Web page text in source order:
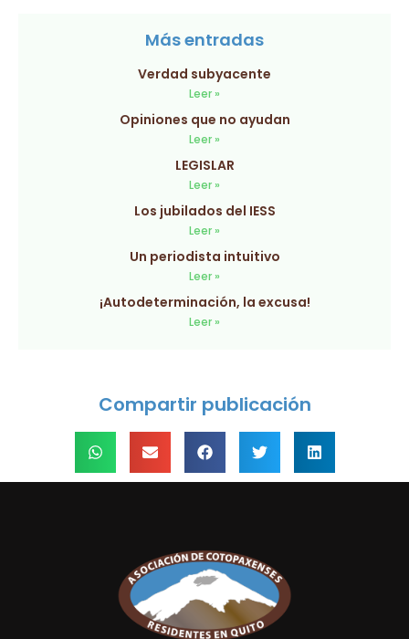
Más entradas
Verdad subyacente
Leer »
Opiniones que no ayudan
Leer »
LEGISLAR
Leer »
Los jubilados del IESS
Leer »
Un periodista intuitivo
Leer »
¡Autodeterminación, la excusa!
Leer »
Compartir publicación